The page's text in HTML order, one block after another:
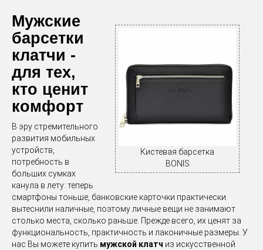
Кистевая барсетка
BONIS
Мужские
барсетки
клатчи -
для тех,
кто ценит
комфорт
В эру стремительного
развития мобильных
устройств,
потребность в
больших сумках
канула в лету: теперь
смартфоны тоньше, банковские карточки практически
вытеснили наличные, поэтому личные вещи не занимают
столько места, сколько раньше. Прежде всего, их ценят за
функциональность, практичность и лаконичные размеры. У
нас Вы можете купить мужской клатч из искусственной